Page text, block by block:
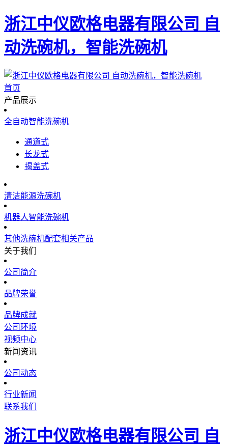
浙江中仪欧格电器有限公司 自
动洗碗机，智能洗碗机
首页
产品展示
全自动智能洗碗机
通道式
长龙式
揭盖式
清洁能源洗碗机
机器人智能洗碗机
其他洗碗机配套相关产品
关于我们
公司简介
品牌荣誉
品牌成就
公司环境
视频中心
新闻资讯
公司动态
行业新闻
联系我们
浙江中仪欧格电器有限公司 自